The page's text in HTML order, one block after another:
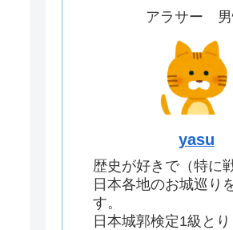
アラサー 男
yasu
歴史が好きで（特に
日本各地のお城巡り
す。
日本城郭検定1級とり